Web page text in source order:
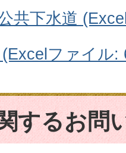
共下水道
ファイル:
するお問